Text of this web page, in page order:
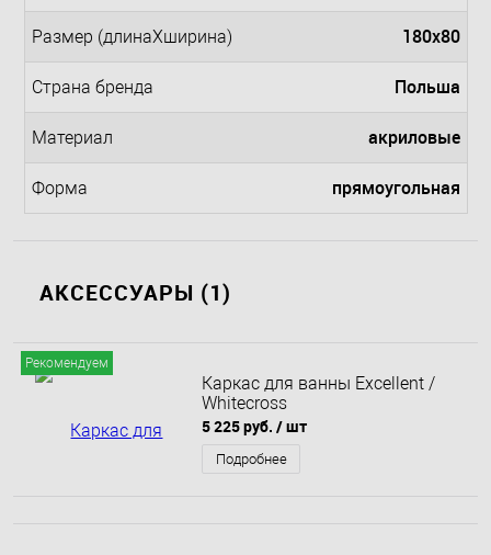
Размер (длинаXширина) 180x80
Страна бренда Польша
Материал акриловые
Форма прямоугольная
АКСЕССУАРЫ (1)
Рекомендуем
Каркас для ванны Excellent /
Whitecross
5 225 руб. / шт
Подробнее